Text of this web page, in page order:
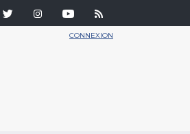
CONNEXION